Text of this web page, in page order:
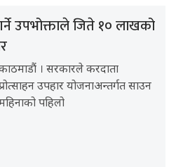
उपभोक्ताले जिते १० लाखको
। सरकारले करदाता
उपहार योजनाअन्तर्गत साउन
पहिलो